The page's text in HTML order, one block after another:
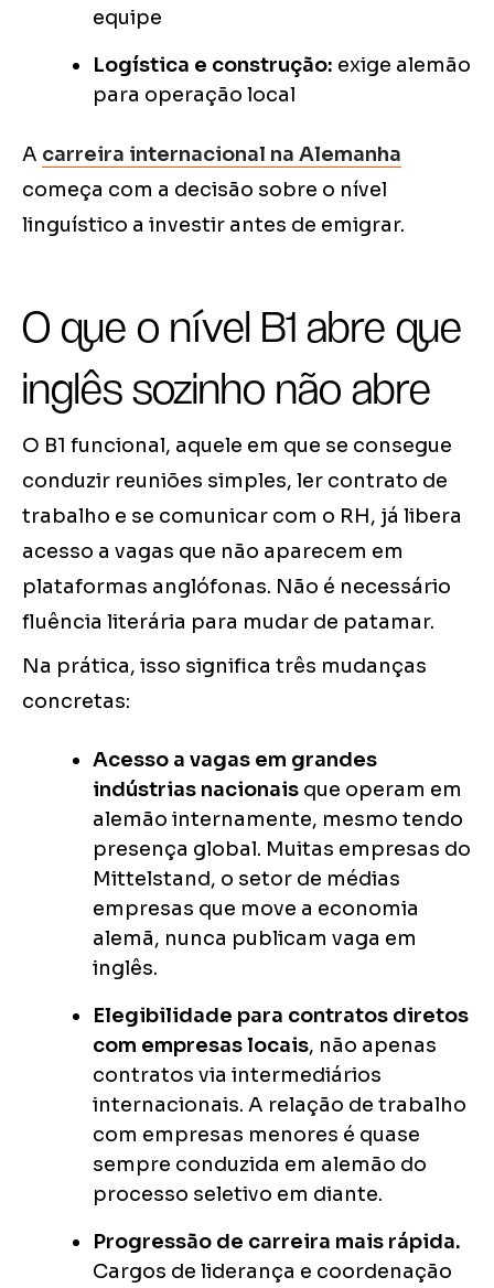
equipe
Logística e construção: exige alemão
para operação local
A carreira internacional na Alemanha
começa com a decisão sobre o nível
linguístico a investir antes de emigrar.
O que o nível B1 abre que
inglês sozinho não abre
O B1 funcional, aquele em que se consegue
conduzir reuniões simples, ler contrato de
trabalho e se comunicar com o RH, já libera
acesso a vagas que não aparecem em
plataformas anglófonas. Não é necessário
fluência literária para mudar de patamar.
Na prática, isso significa três mudanças
concretas:
Acesso a vagas em grandes
indústrias nacionais que operam em
alemão internamente, mesmo tendo
presença global. Muitas empresas do
Mittelstand, o setor de médias
empresas que move a economia
alemã, nunca publicam vaga em
inglês.
Elegibilidade para contratos diretos
com empresas locais, não apenas
contratos via intermediários
internacionais. A relação de trabalho
com empresas menores é quase
sempre conduzida em alemão do
processo seletivo em diante.
Progressão de carreira mais rápida.
Cargos de liderança e coordenação